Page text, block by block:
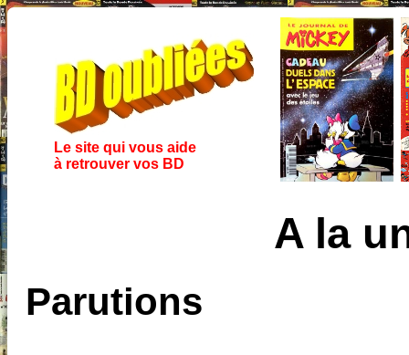
Le site qui vous aide
à retrouver vos BD
A la
Parutions